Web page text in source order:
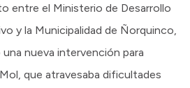
entre el Ministerio de Desarrollo
y la Municipalidad de Ñorquinco,
nueva intervención para
que atravesaba dificultades